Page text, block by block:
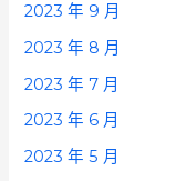
2023 年 9 月
2023 年 8 月
2023 年 7 月
2023 年 6 月
2023 年 5 月